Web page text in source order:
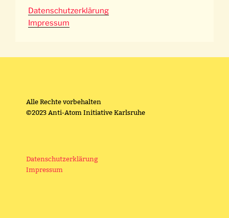
Datenschutzerklärung
Impressum
Alle Rechte vorbehalten
©2023 Anti-Atom Initiative Karlsruhe
Datenschutzerklärung
Impressum